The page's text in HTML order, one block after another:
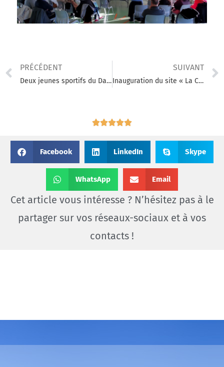
PRÉCÉDENT
Deux jeunes sportifs du Dame « La Durance » portent la flamme olympique !
SUIVANT
Inauguration du site « La Colline », lieu de vie du DAME « La Durance »
Facebook LinkedIn Skype
WhatsApp Email
Cet article vous intéresse ? N’hésitez pas à le
partager sur vos réseaux-sociaux et à vos
contacts !